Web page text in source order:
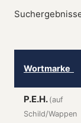
Wortmarke
P.E.H. (auf
Schild/Wappen